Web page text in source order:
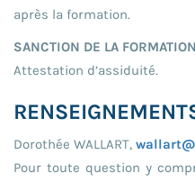
après la formation.
SANCTION DE LA FORMATION
Attestation d’assiduité.
Dorothée WALLART,
Pour toute question y